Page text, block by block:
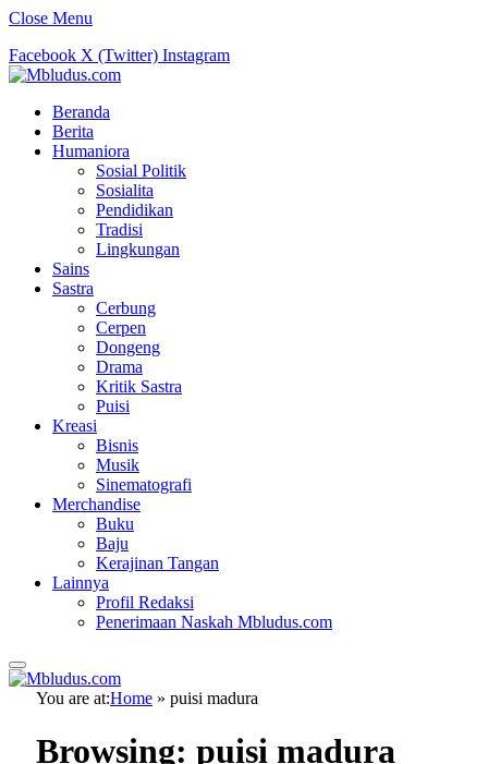
Close Menu
Facebook X (Twitter) Instagram
Beranda
Berita
Humaniora
Sosial Politik
Sosialita
Pendidikan
Tradisi
Lingkungan
Sains
Sastra
Cerbung
Cerpen
Dongeng
Drama
Kritik Sastra
Puisi
Kreasi
Bisnis
Musik
Sinematografi
Merchandise
Buku
Baju
Kerajinan Tangan
Lainnya
Profil Redaksi
Penerimaan Naskah Mbludus.com
You are at:Home » puisi madura
Browsing: puisi madura